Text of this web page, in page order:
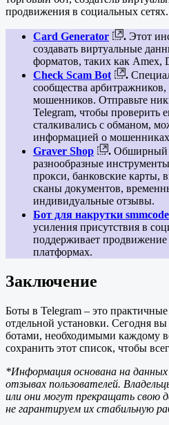
продвижения в социальных сетях.
Card Generator . Этот
создавать виртуальные
форматов, таких как Amex,
Check Scam Bot
.
сообщества
мошенников. Отправьте
Telegram, чтобы проверить
сталкивались с обманом,
информацией о
Graver Shop
. Обширный
разнообразные
прокси, банковские карты,
сканы документов,
индивидуальные отзывы.
Бот для накрутки smmcode
усиления присутствия в
поддерживает
платформах.
Заключение
Боты в Telegram – это
отдельной установки. Сегодня
ботами, необходимыми каждому
сохранить этот список, чтобы
*Информация основана на
отзывах пользователей.
или они могут прекращать свою
не гарантируем их стабильную